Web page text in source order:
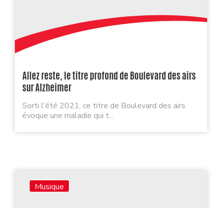
Allez reste, le titre profond de Boulevard des airs
sur Alzheimer
Sorti l'été 2021, ce titre de Boulevard des airs
évoque une maladie qui t...
Musique